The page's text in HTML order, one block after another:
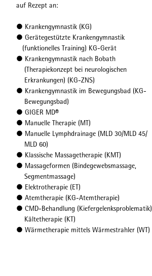
auf Rezept an:
● Krankengymnastik (KG)
● Gerätegestützte Krankengymnastik
(funktionelles Training) KG-Gerät
● Krankengymnastik nach Bobath
(Therapiekonzept bei neurologischen
Erkrankungen) (KG-ZNS)
● Krankengymnastik im Bewegungsbad (KG-
Bewegungsbad)
● GIGER MD®
● Manuelle Therapie (MT)
● Manuelle Lymphdrainage (MLD 30/MLD 45/
MLD 60)
● Klassische Massagetherapie (KMT)
● Massageformen (Bindegewebsmassage,
Segmentmassage)
● Elektrotherapie (ET)
● Atemtherapie (KG-Atemtherapie)
● CMD-Behandlung (Kiefergelenksproblematik)
Kältetherapie (KT)
● Wärmetherapie mittels Wärmestrahler (WT)